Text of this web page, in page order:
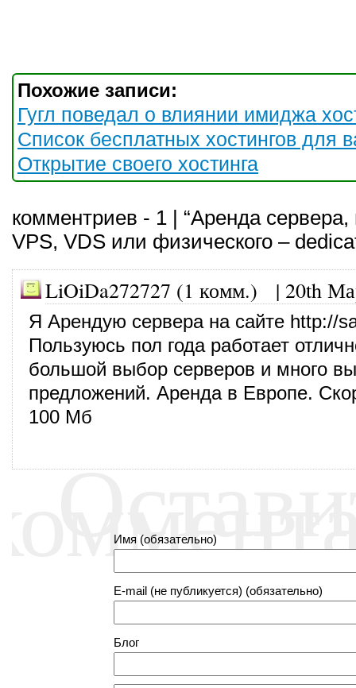
Похожие записи:
Гугл поведал о влиянии имиджа
Список бесплатных хостингов для
Открытие своего хостинга
комментриев - 1 | “Аренда сервера,
VPS, VDS или физического –
LiOiDa272727 (1 комм.) | 20th
Я Арендую сервера на сайте http://
Пользуюсь пол года работает
большой выбор серверов и много
предложений. Аренда в Европе.
100 Мб
Имя (обязательно)
E-mail (не публикуется) (обязательно)
Блог